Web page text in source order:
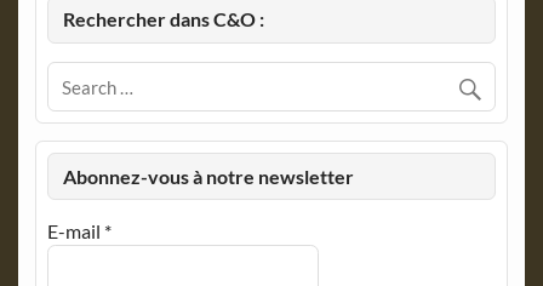
Rechercher dans C&O :
Abonnez-vous à notre newsletter
E-mail *